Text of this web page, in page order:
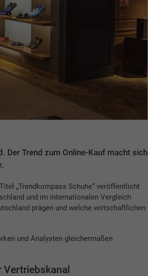
Der Trend zum Online-Kauf macht sich
„Trendkompass Schuhe“ veröffentlicht
und im internationalen Vergleich
prägen und welche wirtschaftlichen
und Analysten gleichermaßen